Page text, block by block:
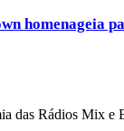
homenageia
das Rádios Mix e